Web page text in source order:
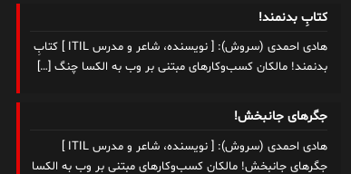
کتابِ بدنمند!
هادی احمدی (سروش): [ نویسنده، شاعر و مدرس ITIL ] کتابِ
بدنمند! مالکان کسب‌وکارهای مبتنی بر وب به الکسا چنگ […]
جگرهای جانبخش!
هادی احمدی (سروش): [ نویسنده، شاعر و مدرس ITIL ]
جگرهای جانبخش! مالکان کسب‌وکارهای مبتنی بر وب به الکسا